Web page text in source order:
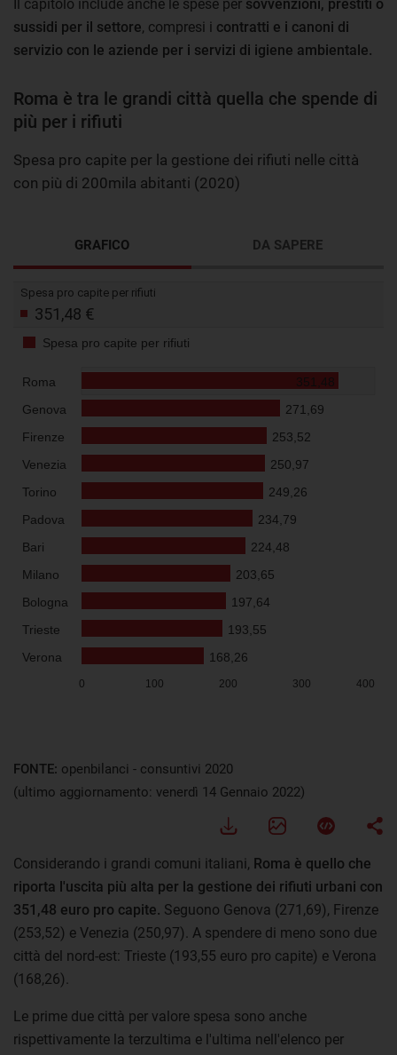
Il capitolo include anche le spese per sovvenzioni, prestiti o
sussidi per il settore, compresi i contratti e i canoni di
servizio con le aziende per i servizi di igiene ambientale.
Roma è tra le grandi città quella che spende di
più per i rifiuti
Spesa pro capite per la gestione dei rifiuti nelle città
con più di 200mila abitanti (2020)
GRAFICO DA SAPERE
FONTE: openbilanci - consuntivi 2020
(ultimo aggiornamento: venerdì 14 Gennaio 2022)
Considerando i grandi comuni italiani, Roma è quello che
riporta l'uscita più alta per la gestione dei rifiuti urbani con
351,48 euro pro capite. Seguono Genova (271,69), Firenze
(253,52) e Venezia (250,97). A spendere di meno sono due
città del nord-est: Trieste (193,55 euro pro capite) e Verona
(168,26).
Le prime due città per valore spesa sono anche
rispettivamente la terzultima e l'ultima nell'elenco per